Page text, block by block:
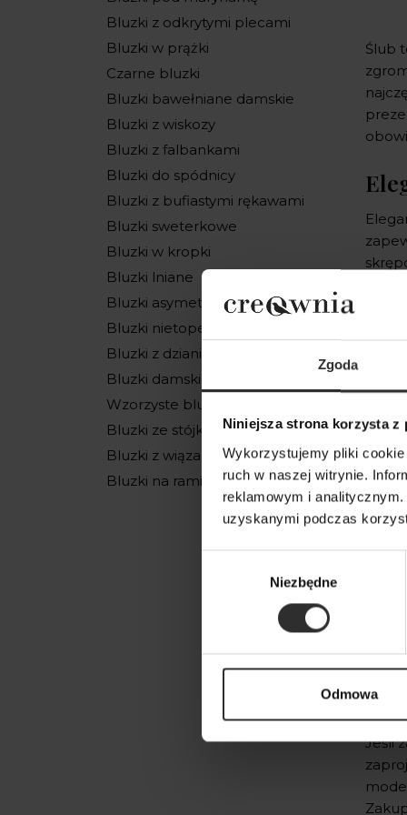
Zgoda
Niniejsza strona korzysta z
Wykorzystujemy pliki
ruch w naszej witrynie.
reklamowym i
uzyskanymi podczas
Niezbędne
Odmowa
Bluzki z odkrytymi plecami
Bluzki w prążki
Czarne bluzki
Bluzki bawełniane damskie
Bluzki z wiskozy
Bluzki z falbankami
Bluzki do spódnicy
Bluzki z bufiastymi rękawami
Bluzki sweterkowe
Bluzki w kropki
Bluzki lniane
Bluzki asymetryczne
Bluzki nietoperz
Bluzki z dzianiny
Bluzki damskie oversize
Wzorzyste bluzki damskie
Bluzki ze stójką
Bluzki z wiązaniem pod szyją
Bluzki na ramiączkach
Ślub
Ten
coś
jest
się
Jeśli